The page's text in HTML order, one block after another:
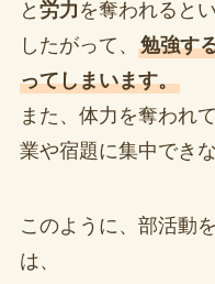
と 労力 を奪われると
したがって、 勉強す
ってしまいます。
また、体力を奪われて
業や宿題に集中でき
このように、部活動
は、